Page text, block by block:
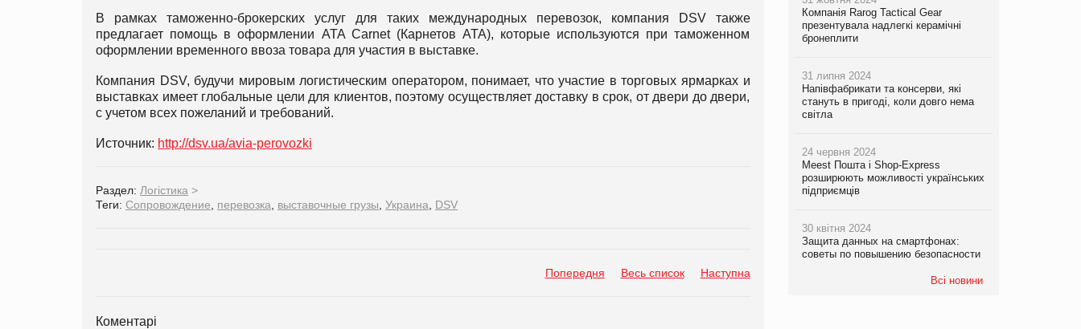
В рамках таможенно-брокерских услуг для таких международных перевозок, компания DSV также
предлагает помощь в оформлении ATA Carnet (Карнетов ATA), которые используются при таможенном
оформлении временного ввоза товара для участия в выставке.
Компания DSV, будучи мировым логистическим оператором, понимает, что участие в торговых ярмарках и
выставках имеет глобальные цели для клиентов, поэтому осуществляет доставку в срок, от двери до двери,
с учетом всех пожеланий и требований.
Источник: http://dsv.ua/avia-perovozki
Раздел: Логістика >
Теги: Сопровождение перевозка выставочные грузы Украина DSV
Попередня Весь список Наступна
Коментарі
Компанія Rarog Tactical Gear
презентувала надлегкі керамічні
бронеплити
31 липня 2024
Напівфабрикати та консерви, які
стануть в пригоді, коли довго нема
світла
24 червня 2024
Meest Пошта і Shop-Express
розширюють можливості українських
підприємців
30 квітня 2024
Защита данных на смартфонах:
советы по повышению безопасности
Всі новини